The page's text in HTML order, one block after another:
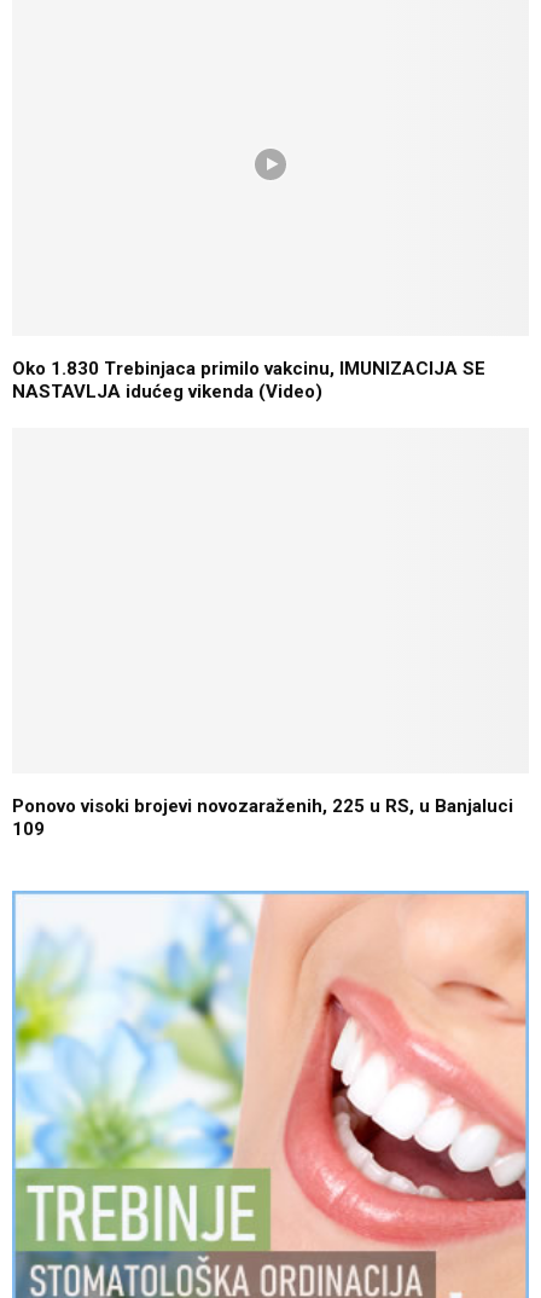
Oko 1.830 Trebinjaca primilo vakcinu, IMUNIZACIJA SE
NASTAVLJA idućeg vikenda (Video)
Ponovo visoki brojevi novozaraženih, 225 u RS, u Banjaluci
109